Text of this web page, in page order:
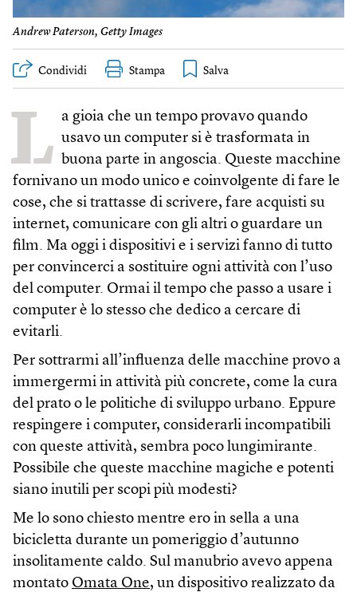
Andrew Paterson, Getty Images
Condividi Stampa
L a gioia che un tempo provavo quando
usavo un computer si è trasformata in
buona parte in angoscia. Queste macchine
fornivano un modo unico e coinvolgente di fare le
cose, che si trattasse di scrivere, fare acquisti su
internet, comunicare con gli altri o guardare un
film. Ma oggi i dispositivi e i servizi fanno di tutto
per convincerci a sostituire ogni attività con l’uso
del computer. Ormai il tempo che passo a usare i
computer è lo stesso che dedico a cercare di
evitarli.
Per sottrarmi all’influenza delle macchine provo a
immergermi in attività più concrete, come la cura
del prato o le politiche di sviluppo urbano. Eppure
respingere i computer, considerarli incompatibili
con queste attività, sembra poco lungimirante.
Possibile che queste macchine magiche e potenti
siano inutili per scopi più modesti?
Me lo sono chiesto mentre ero in sella a una
bicicletta durante un pomeriggio d’autunno
insolitamente caldo. Sul manubrio avevo appena
montato Omata One, un dispositivo realizzato da